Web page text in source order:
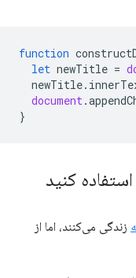
function
let newTitle =
newTitle.
document.
}
کنید
زندگی می‌کنند، اما از